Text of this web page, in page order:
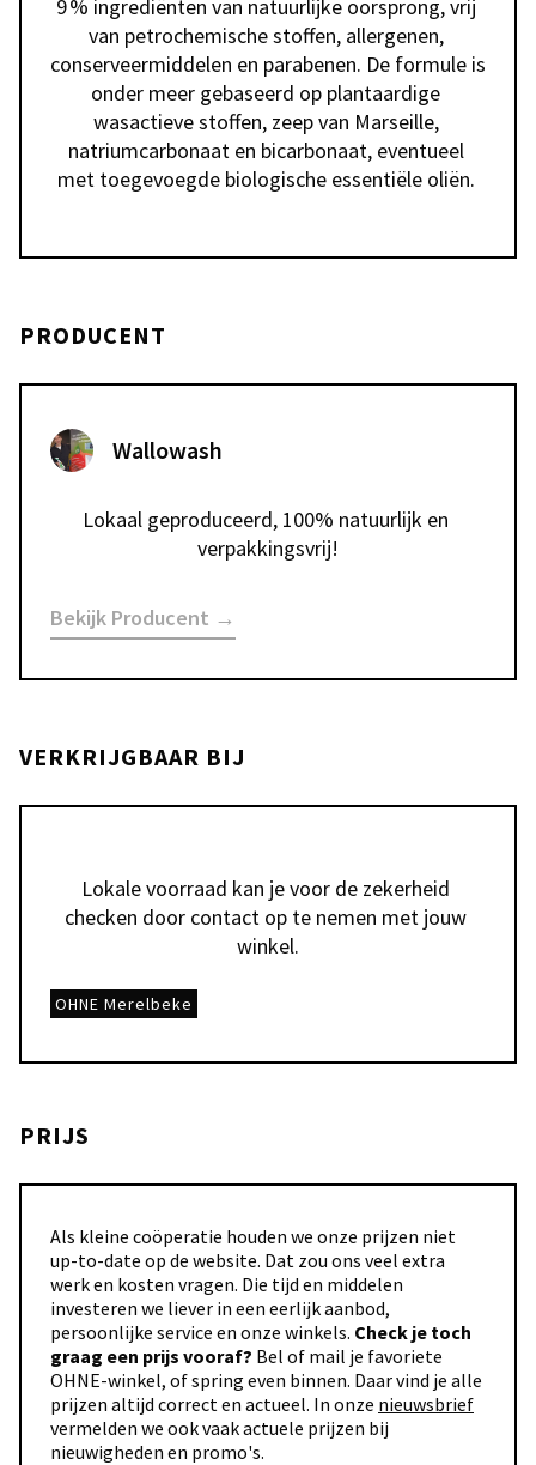
9 % ingrediënten van natuurlijke oorsprong, vrij
van petrochemische stoffen, allergenen,
conserveermiddelen en parabenen. De formule is
onder meer gebaseerd op plantaardige
wasactieve stoffen, zeep van Marseille,
natriumcarbonaat en bicarbonaat, eventueel
met toegevoegde biologische essentiële oliën.
PRODUCENT
Wallowash
Lokaal geproduceerd, 100% natuurlijk en
verpakkingsvrij!
Bekijk Producent →
VERKRIJGBAAR BIJ
Lokale voorraad kan je voor de zekerheid
checken door contact op te nemen met jouw
winkel.
OHNE Merelbeke
PRIJS
Als kleine coöperatie houden we onze prijzen niet
up-to-date op de website. Dat zou ons veel extra
werk en kosten vragen. Die tijd en middelen
investeren we liever in een eerlijk aanbod,
persoonlijke service en onze winkels. Check je toch
graag een prijs vooraf? Bel of mail je favoriete
OHNE-winkel, of spring even binnen. Daar vind je alle
prijzen altijd correct en actueel. In onze nieuwsbrief
vermelden we ook vaak actuele prijzen bij
nieuwigheden en promo's.